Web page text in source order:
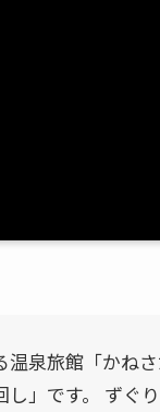
泉旅館「かね
」です。 ずぐ